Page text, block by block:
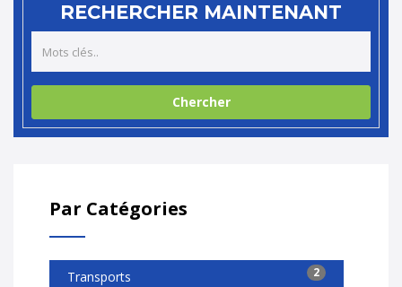
RECHERCHER MAINTENANT
Par Catégories
2
Transports